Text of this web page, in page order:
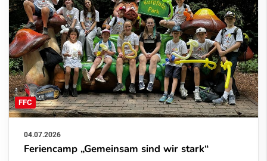
FFC
04.07.2026
Feriencamp „Gemeinsam sind wir stark“